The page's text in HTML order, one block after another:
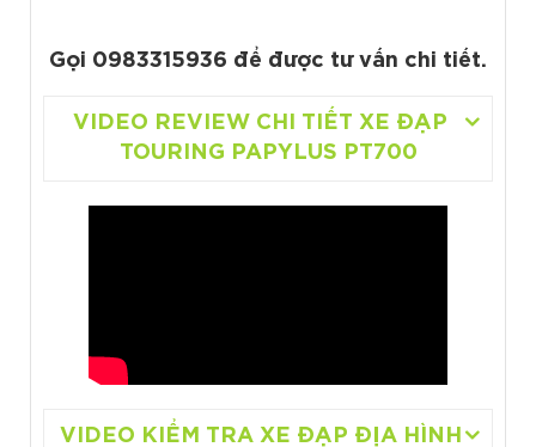
Gọi 0983315936 để được tư vấn chi tiết.
VIDEO REVIEW CHI TIẾT XE ĐẠP
TOURING PAPYLUS PT700
VIDEO KIỂM TRA XE ĐẠP ĐỊA HÌNH